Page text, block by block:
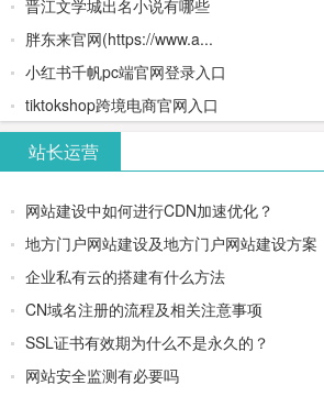
晋江文学城出名小说有哪些
胖东来官网(https://www.a...
小红书千帆pc端官网登录入口
tiktokshop跨境电商官网入口
站长运营
网站建设中如何进行CDN加速优化？
地方门户网站建设及地方门户网站建设方案
企业私有云的搭建有什么方法
CN域名注册的流程及相关注意事项
SSL证书有效期为什么不是永久的？
网站安全监测有必要吗